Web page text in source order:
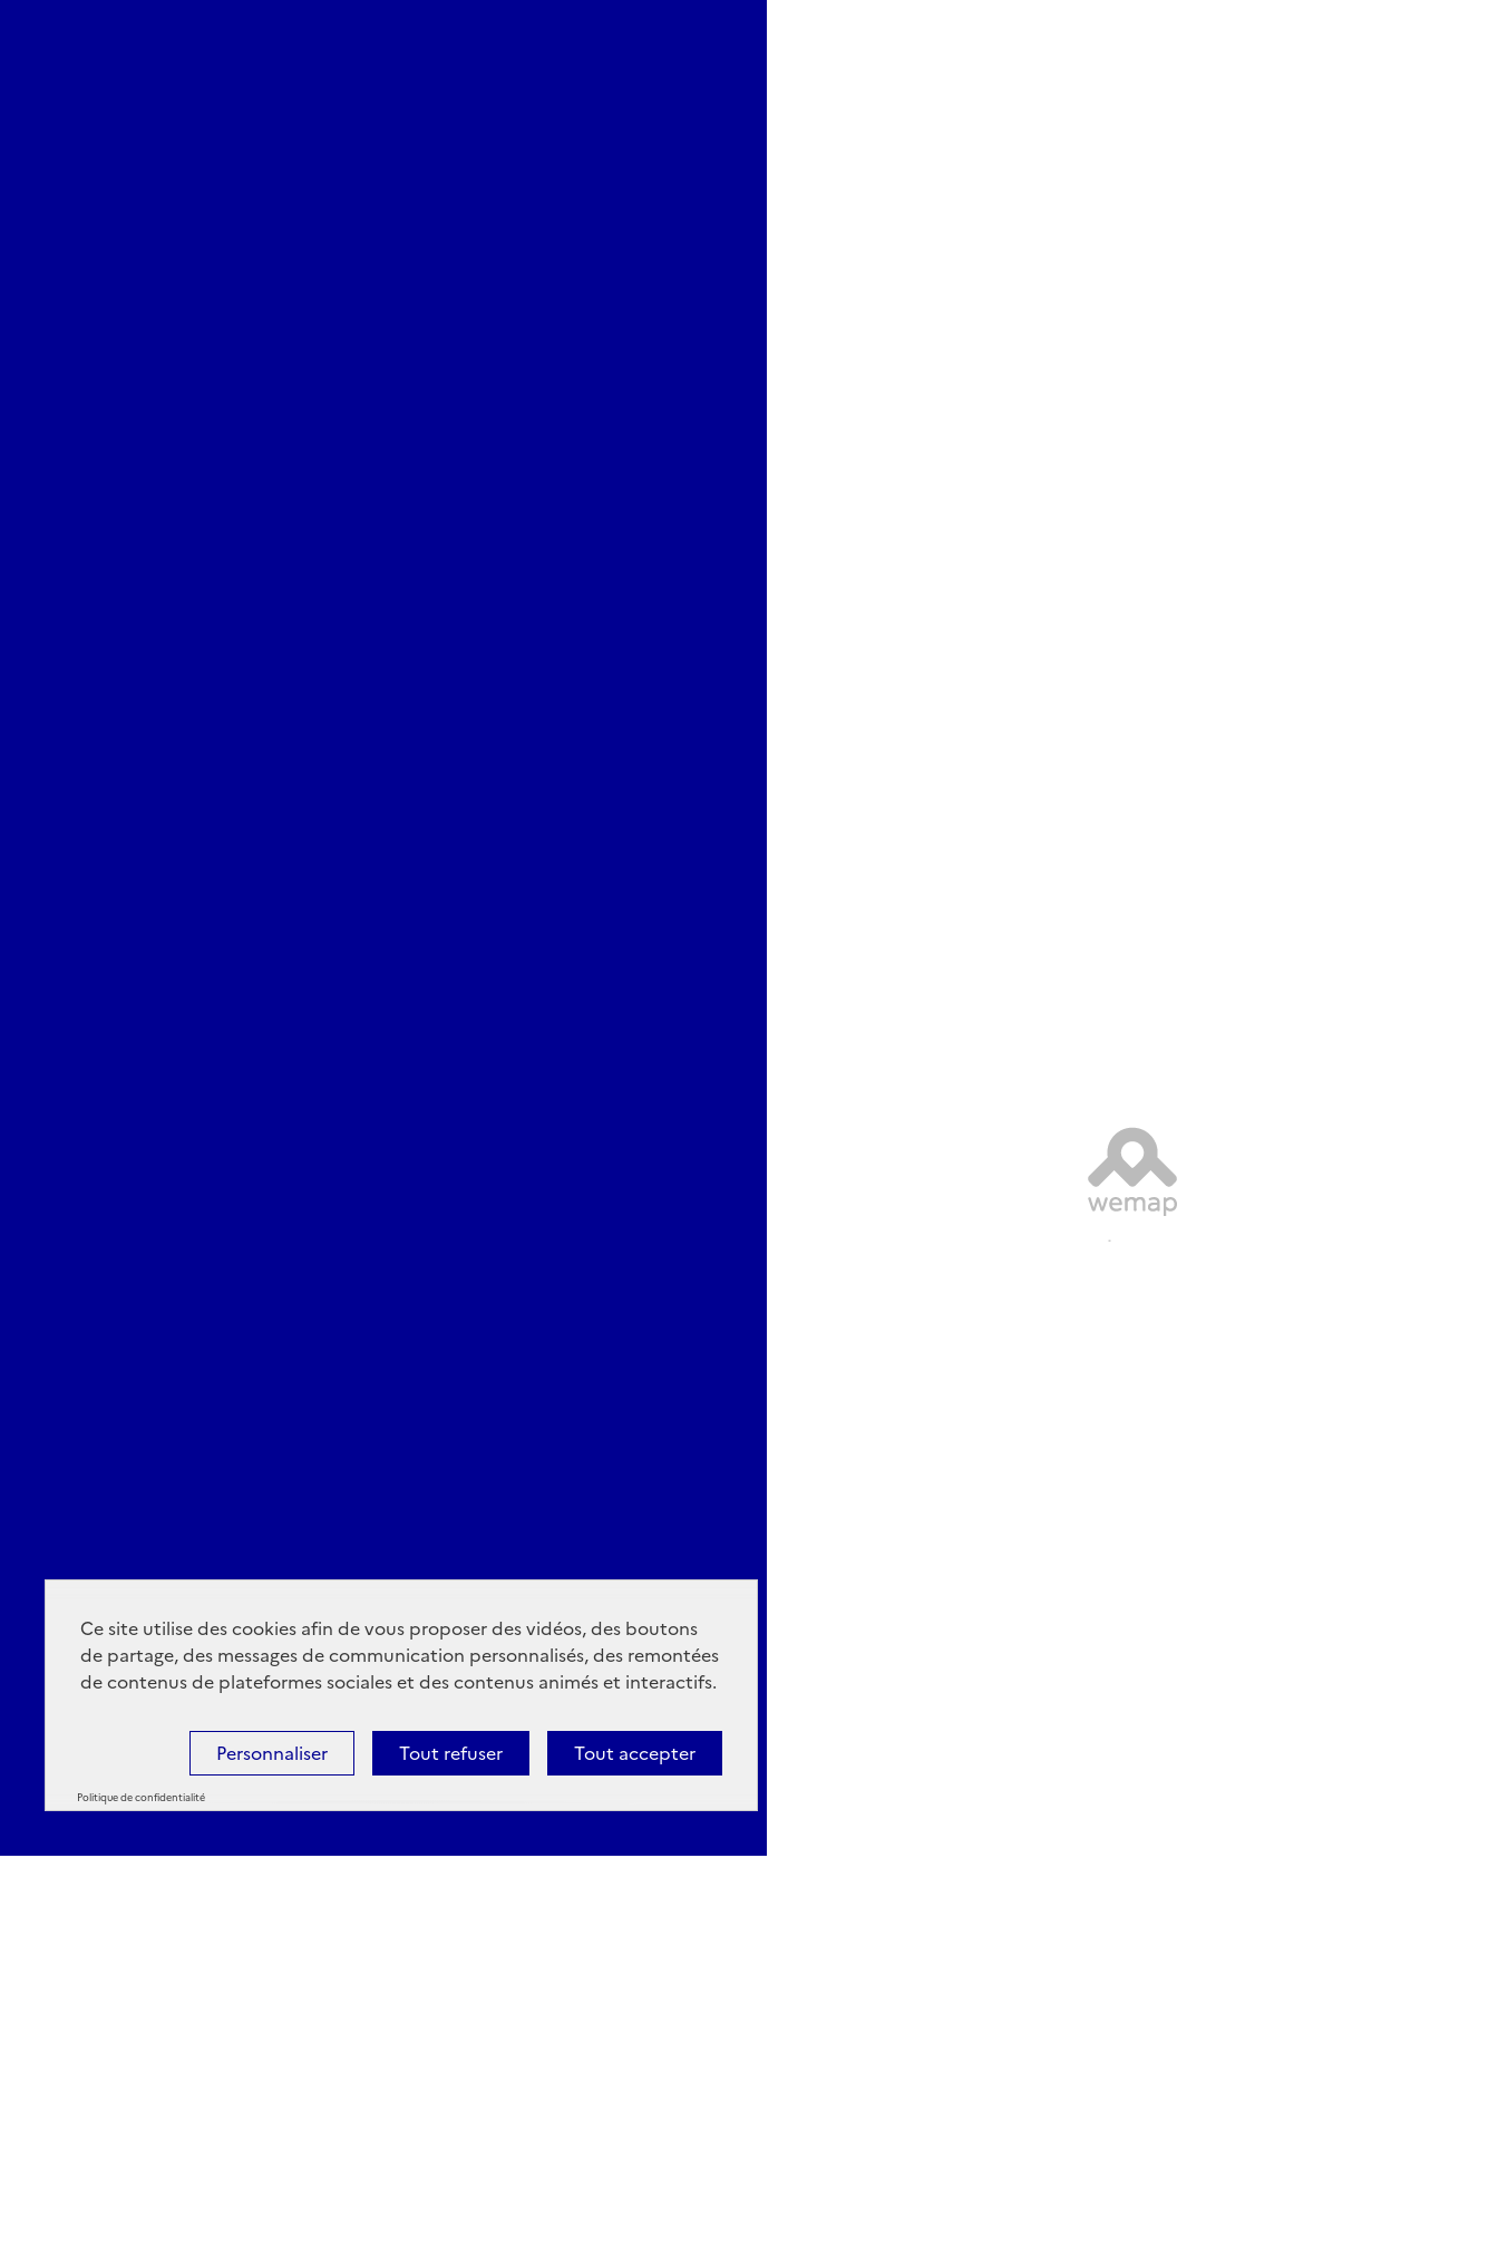
Ce site utilise des cookies afin de vous proposer des vidéos, des boutons
de partage, des messages de communication personnalisés, des remontées
de contenus de plateformes sociales et des contenus animés et interactifs.
Tout accepter
Tout refuser
Personnaliser
Politique de confidentialité